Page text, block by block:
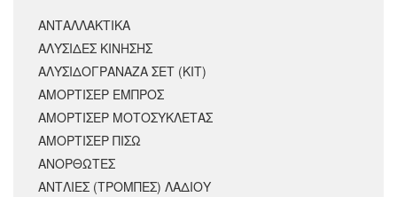
ΑΝΤΑΛΛΑΚΤΙΚΆ
ΑΛΥΣΙΔΕΣ ΚΙΝΗΣΗΣ
ΑΛΥΣΙΔΟΓΡΑΝΑΖΑ ΣΕΤ (ΚΙΤ)
ΑΜΟΡΤΙΣΕΡ ΕΜΠΡΟΣ
ΑΜΟΡΤΙΣΈΡ ΜΟΤΟΣΥΚΛΈΤΑΣ
ΑΜΟΡΤΙΣΕΡ ΠΙΣΩ
ΑΝΟΡΘΩΤΕΣ
ΑΝΤΛΙΕΣ (ΤΡΟΜΠΕΣ) ΛΑΔΙΟΥ